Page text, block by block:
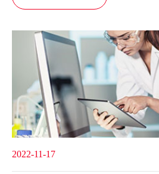
2022-11-17